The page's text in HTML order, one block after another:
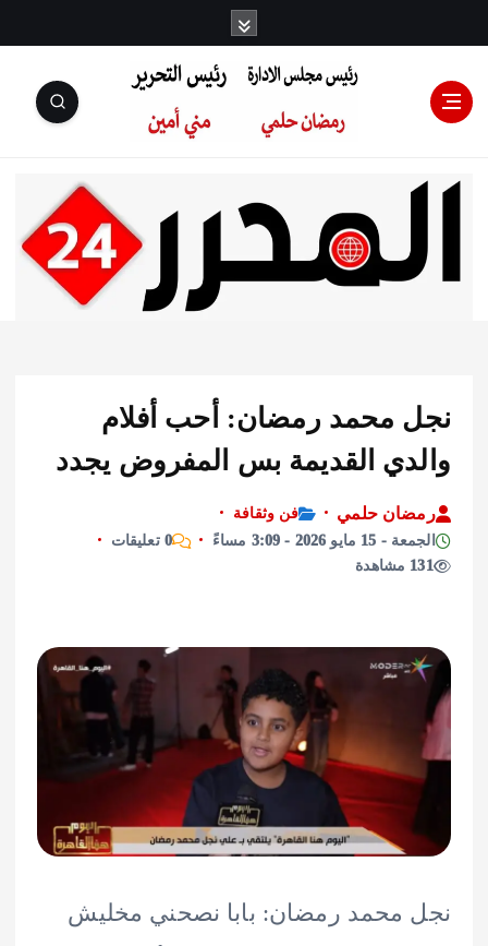
رئيس مجلس
الإدارة: رمضان
التحرير:مني أمين
محمد رمضان: أحب أفلام
القديمة بس المفروض يجدد
حلمي
فن وثقافة
2026 - 3:09 مساءً
0 تعليقات
محمد رمضان: بابا نصحني مخليش